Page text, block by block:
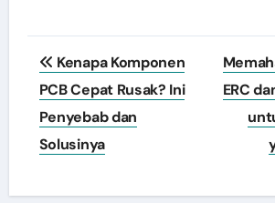
Post
navigation
Kenapa Komponen
PCB Cepat Rusak? Ini
Penyebab dan
Solusinya
ERC